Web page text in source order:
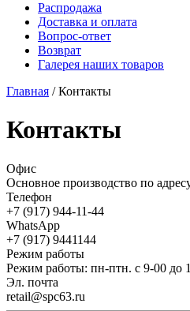
Распродажа
Доставка и оплата
Вопрос-ответ
Возврат
Галерея наших товаров
Главная / Контакты
Контакты
Офис
Основное производство по
Телефон
+7 (917) 944-11-44
WhatsApp
+7 (917) 9441144
Режим работы
Режим работы: пн-птн. с 9-00 до
Эл. почта
retail@spc63.ru